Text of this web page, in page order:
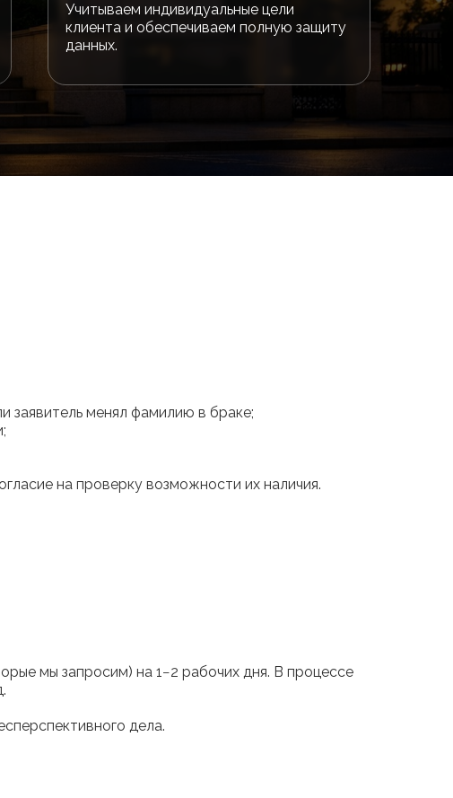
Учитываем индивидуальные цели
клиента и обеспечиваем полную защиту
данных.
заявитель менял фамилию в браке;
на проверку возможности их наличия.
мы запросим) на 1−2 рабочих дня. В процессе
дела.